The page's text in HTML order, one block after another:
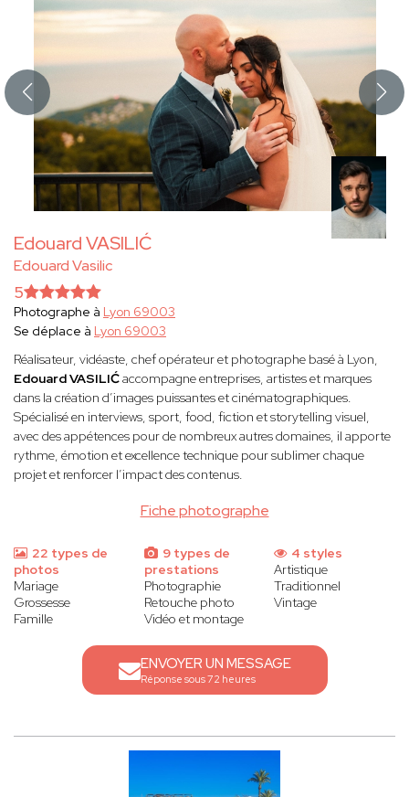
Edouard VASILIĆ
Edouard Vasilic
Fiche photographe
5
Photographe à Lyon 69003
Se déplace à Lyon 69003
Réalisateur, vidéaste, chef opérateur et photographe basé à Lyon,
Edouard VASILIĆaccompagne entreprises, artistes et marques
dans la création d’images puissantes et cinématographiques.
Spécialisé en interviews, sport, food, fiction et storytelling visuel,
avec des appétences pour de nombreux autres domaines, il apporte
rythme, émotion et excellence technique pour sublimer chaque
projet et renforcer l’impact des contenus.
22 types de
photos
Mariage
Grossesse
Famille
9 types de
prestations
Photographie
Retouche photo
Vidéo et montage
4 styles
Artistique
Traditionnel
Vintage
ENVOYER UN MESSAGE
Réponse sous 72 heures